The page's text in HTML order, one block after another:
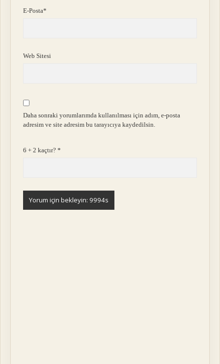
E-Posta*
Web Sitesi
Daha sonraki yorumlarımda kullanılması için adım, e-posta
adresim ve site adresim bu tarayıcıya kaydedilsin.
6 + 2 kaçtır?*